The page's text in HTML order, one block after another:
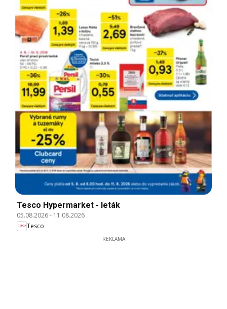
Tesco Hypermarket - leták
05.08.2026- 11.08.2026
Tesco
REKLAMA